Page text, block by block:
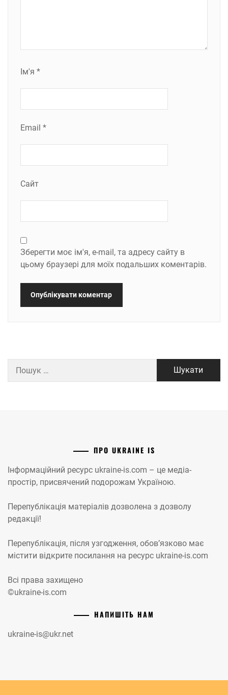
Ім'я *
Email *
Сайт
Зберегти моє ім'я, e-mail, та адресу сайту в
цьому браузері для моїх подальших коментарів.
ПРО UKRAINE IS
Інформаційний ресурс ukraine-is.com – це медіа-
простір, присвячений подорожам Україною.
Перепублікація матеріалів дозволена з дозволу
редакції!
Перепублікація, після узгодження, обов’язково має
містити відкрите посилання на ресурс ukraine-is.com
Всі права захищено
©ukraine-is.com
НАПИШІТЬ НАМ
ukraine-is@ukr.net